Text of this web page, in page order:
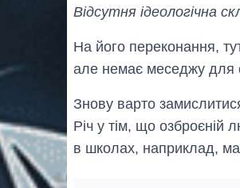
Відсутня ідеологічна
На його переконання,
але немає меседжу для
Знову варто
Річ у тім, що озброєній
в школах, наприклад,